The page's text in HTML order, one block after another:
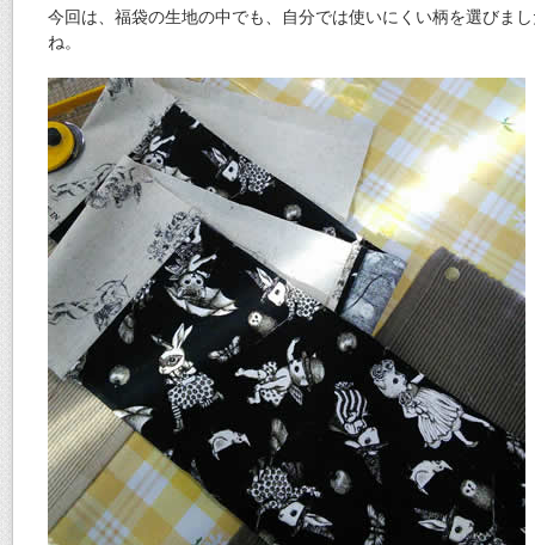
今回は、福袋の生地の中でも、自分では使いにくい柄を選びま
ね。